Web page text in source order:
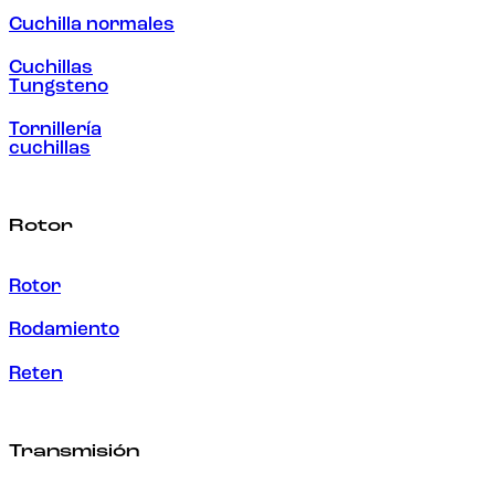
Cuchilla normales
Cuchillas
Tungsteno
Tornillería
cuchillas
Rotor
Rotor
Rodamiento
Reten
Transmisión